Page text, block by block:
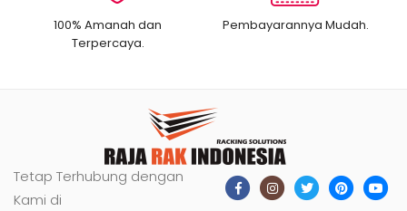
100% Amanah dan
Terpercaya.
Pembayarannya Mudah.
Tetap Terhubung dengan
Kami di